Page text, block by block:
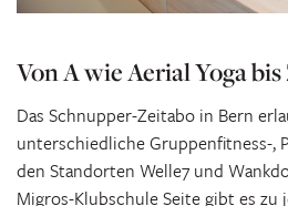
Von A wie Aerial Yoga
Das Schnupper-Zeitabo in Bern
unterschiedliche Gruppenfitness-,
den Standorten Welle7 und
Migros-Klubschule Seite gibt es zu